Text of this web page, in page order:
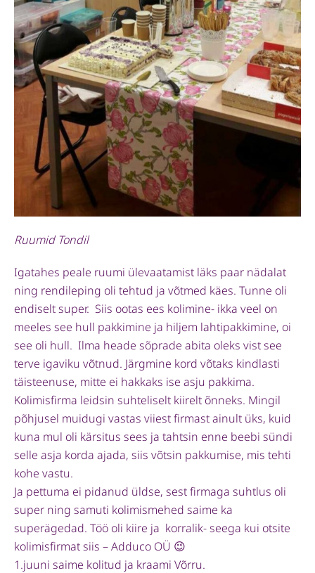
Ruumid Tondil
Igatahes peale ruumi ülevaatamist läks paar nädalat
ning rendileping oli tehtud ja võtmed käes. Tunne oli
endiselt super. Siis ootas ees kolimine- ikka veel on
meeles see hull pakkimine ja hiljem lahtipakkimine, oi
see oli hull. Ilma heade sõprade abita oleks vist see
terve igaviku võtnud. Järgmine kord võtaks kindlasti
täisteenuse, mitte ei hakkaks ise asju pakkima.
Kolimisfirma leidsin suhteliselt kiirelt õnneks. Mingil
põhjusel muidugi vastas viiest firmast ainult üks, kuid
kuna mul oli kärsitus sees ja tahtsin enne beebi sündi
selle asja korda ajada, siis võtsin pakkumise, mis tehti
kohe vastu.
Ja pettuma ei pidanud üldse, sest firmaga suhtlus oli
super ning samuti kolimismehed saime ka
superägedad. Töö oli kiire ja korralik- seega kui otsite
kolimisfirmat siis – Adduco OÜ 😉
1.juuni saime kolitud ja kraami Võrru.